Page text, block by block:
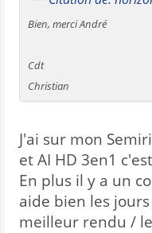
Bien, merci André
Cdt
Christian
J'ai sur mon
et AI HD 3en1
En plus il y a un
aide bien les
meilleur rendu /